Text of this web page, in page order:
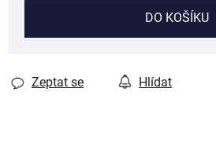
DO KOŠÍKU
Zeptat se Hlídat